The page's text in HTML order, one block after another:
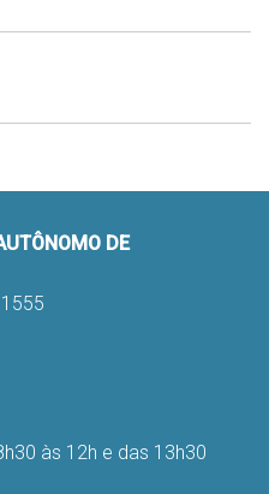
DE
às 12h e das 13h30